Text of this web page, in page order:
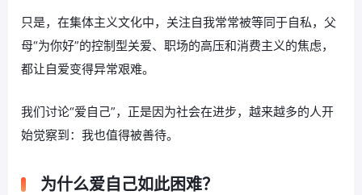
只是，在集体主义文化中，关注自我常常被等同于自私，父
母“为你好”的控制型关爱、职场的高压和消费主义的焦虑，
都让自爱变得异常艰难。
我们讨论“爱自己”，正是因为社会在进步，越来越多的人开
始觉察到：我也值得被善待。
为什么爱自己如此困难？